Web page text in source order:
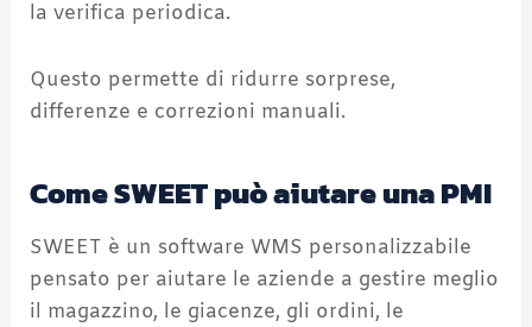
la verifica periodica.
Questo permette di ridurre sorprese,
differenze e correzioni manuali.
Come SWEET può aiutare una PMI
SWEET è un software WMS personalizzabile
pensato per aiutare le aziende a gestire meglio
il magazzino, le giacenze, gli ordini, le